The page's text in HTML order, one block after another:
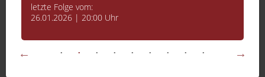
letzte Folge vom:
26.01.2026 | 20:00 Uhr